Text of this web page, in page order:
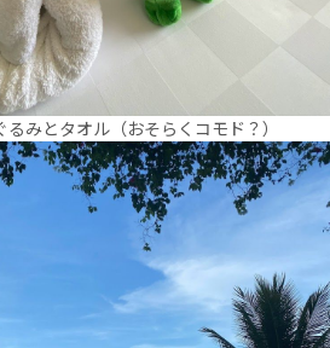
みとタオル（おそらくコモド？）